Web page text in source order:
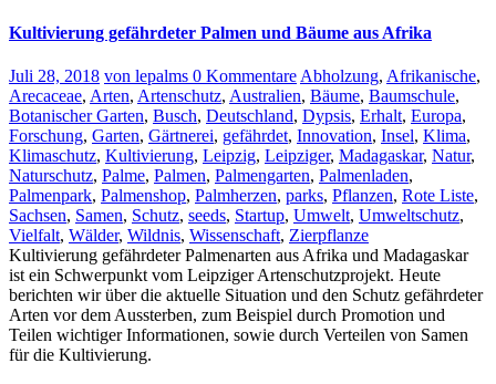
Kultivierung gefährdeter Palmen und Bäume aus Afrika
Juli 28, 2018 von lepalms 0 Kommentare Abholzung, Afrikanische,
Arecaceae, Arten, Artenschutz, Australien, Bäume, Baumschule,
Botanischer Garten, Busch, Deutschland, Dypsis, Erhalt, Europa,
Forschung, Garten, Gärtnerei, gefährdet, Innovation, Insel, Klima,
Klimaschutz, Kultivierung, Leipzig, Leipziger, Madagaskar, Natur,
Naturschutz, Palme, Palmen, Palmengarten, Palmenladen,
Palmenpark, Palmenshop, Palmherzen, parks, Pflanzen, Rote Liste,
Sachsen, Samen, Schutz, seeds, Startup, Umwelt, Umweltschutz,
Vielfalt, Wälder, Wildnis, Wissenschaft, Zierpflanze
Kultivierung gefährdeter Palmenarten aus Afrika und Madagaskar
ist ein Schwerpunkt vom Leipziger Artenschutzprojekt. Heute
berichten wir über die aktuelle Situation und den Schutz gefährdeter
Arten vor dem Aussterben, zum Beispiel durch Promotion und
Teilen wichtiger Informationen, sowie durch Verteilen von Samen
für die Kultivierung.